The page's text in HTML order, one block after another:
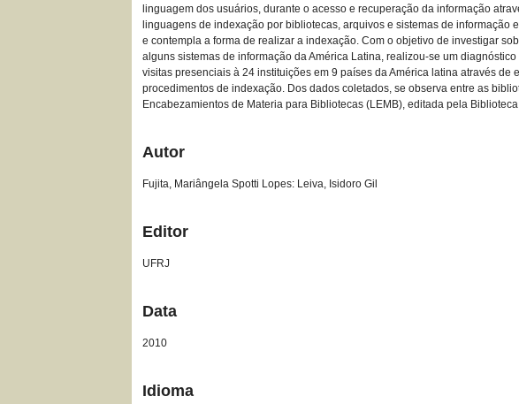
linguagem dos usuários, durante o acesso e recuperação da informação
linguagens de indexação por bibliotecas, arquivos e sistemas de
e contempla a forma de realizar a indexação. Com o objetivo de investigar
alguns sistemas de informação da América Latina, realizou-se um
visitas presenciais à 24 instituições em 9 países da América latina através
procedimentos de indexação. Dos dados coletados, se observa entre as
Encabezamientos de Materia para Bibliotecas (LEMB), editada pela
Autor
Fujita, Mariângela Spotti Lopes: Leiva, Isidoro Gil
Editor
UFRJ
Data
2010
Idioma